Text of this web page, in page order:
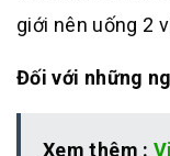
giới nên uống 2
Đối với những
Xem thêm :